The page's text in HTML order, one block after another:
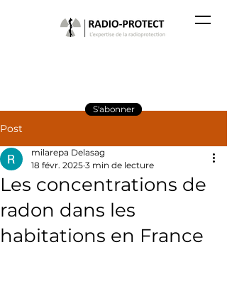
S'abonner
Post
Les concentrations de
radon dans les
habitations en France
milarepa Delasag
18 févr. 2025 3 min de lecture